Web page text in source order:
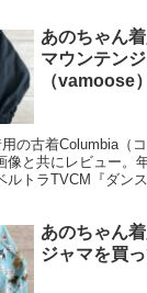
あのちゃん
マウンテン
（vamoose
の古着Columbia（
像と共にレビュー。
ルトラTVCM『ダン
あのちゃん
ジャマを買